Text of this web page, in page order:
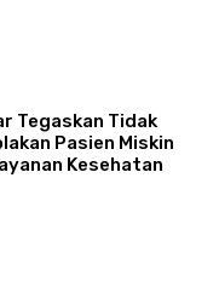
Tegaskan Tidak
Pasien Miskin
Kesehatan